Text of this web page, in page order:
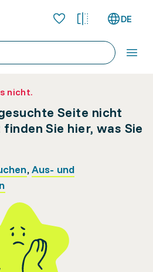
DE
nicht.
Seite nicht
Sie hier, was Sie
,Aus- und